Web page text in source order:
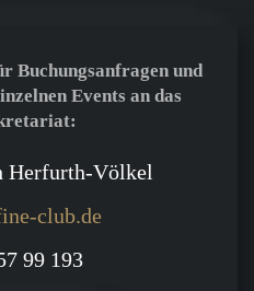
Buchungsanfragen und
Events an das
Herfurth-Völkel
club.de
99 193